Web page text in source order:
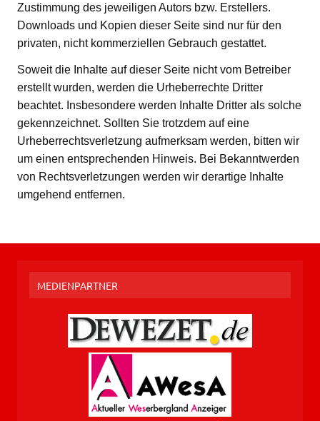
Zustimmung des jeweiligen Autors bzw. Erstellers.
Downloads und Kopien dieser Seite sind nur für den
privaten, nicht kommerziellen Gebrauch gestattet.
Soweit die Inhalte auf dieser Seite nicht vom Betreiber
erstellt wurden, werden die Urheberrechte Dritter
beachtet. Insbesondere werden Inhalte Dritter als solche
gekennzeichnet. Sollten Sie trotzdem auf eine
Urheberrechtsverletzung aufmerksam werden, bitten wir
um einen entsprechenden Hinweis. Bei Bekanntwerden
von Rechtsverletzungen werden wir derartige Inhalte
umgehend entfernen.
MEDIENPARTNER